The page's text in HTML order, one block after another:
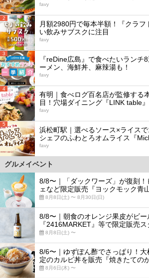
favy
2
月額2980円で毎本半額！『クラフ
い飲みサブスクに注目
favy
3
『reDine広島』で食べたいランチ
ーメン、海鮮丼、麻辣湯も！
favy
4
有明｜食べログ百名店が監修する
目！穴場ダイニング『LINK table』
favy
5
浜松町駅｜選べるソース×ライス
シェフのふわとろオムライス『
favy
グルメイベント
8/8〜｜「ダックワーズ」が復刻
ェなど限定販売『ヨックモック青
8月8日(土) 〜 8月30日(日)
8/8〜｜朝食のオレンジ果皮がビー
『2416MARKET』等で限定販売ス
8月8日(土) 〜
8/6〜｜ゆずぽん酢でさっぱり！
定のカルビ丼を販売『焼きたての
8月6日(木) 〜